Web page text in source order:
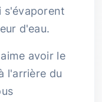
s'évaporent
d'eau.
avoir le
l'arrière du